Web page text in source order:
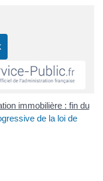
immobilière : fin du
de la loi de